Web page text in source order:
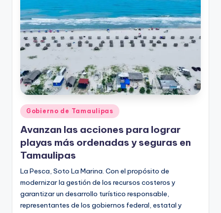
Publicado
en
Gobierno de Tamaulipas
Avanzan las acciones para lograr
playas más ordenadas y seguras en
Tamaulipas
La Pesca, Soto La Marina. Con el propósito de
modernizar la gestión de los recursos costeros y
garantizar un desarrollo turístico responsable,
representantes de los gobiernos federal, estatal y